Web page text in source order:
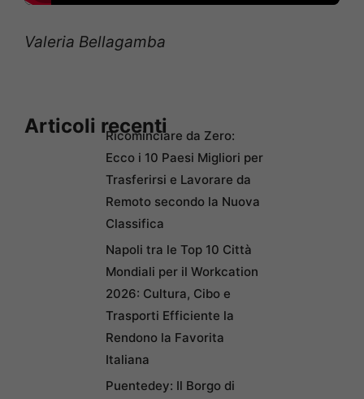
Valeria Bellagamba
Articoli recentiRicominciare da Zero:
Ecco i 10 Paesi Migliori per
Trasferirsi e Lavorare da
Remoto secondo la Nuova
Classifica
Napoli tra le Top 10 Città
Mondiali per il Workcation
2026: Cultura, Cibo e
Trasporti Efficiente la
Rendono la Favorita
Italiana
Puentedey: Il Borgo di